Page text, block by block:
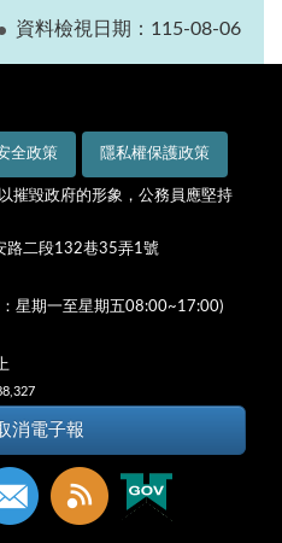
資料檢視日期：115-08-06
全政策 隱私權保護政策
摧毀政府的形象，公務員應堅持
路二段132巷35弄1號
星期一至星期五08:00~17:00)
消電子報